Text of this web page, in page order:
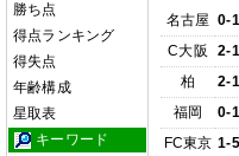
勝ち点
得点ランキング
得失点
年齢構成
星取表
キーワード
名古屋 0-1
C大阪
2-1
柏
2-1
福岡
0-1
FC東京 1-5